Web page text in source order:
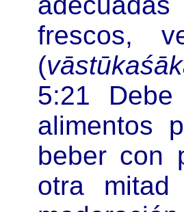
frescos,
(
5:21
alimentos
beber con
otra